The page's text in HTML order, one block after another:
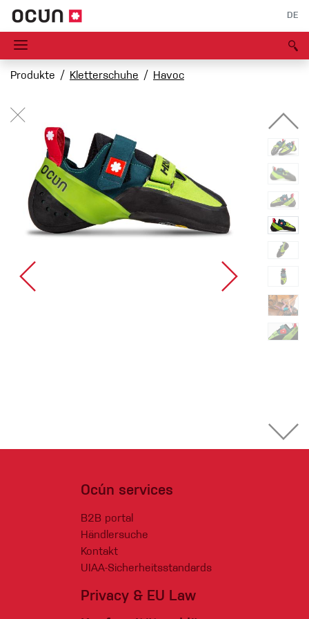
DE
Produkte Kletterschuhe Havoc
Ocún services
B2B portal
Händlersuche
Kontakt
UIAA-Sicherheitsstandards
Privacy & EU Law